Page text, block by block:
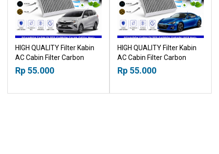
HIGH QUALITY Filter Kabin
AC Cabin Filter Carbon
Toyota Calya Daihatsu Sigra
2016+ 18518030
Rp 55.000
HIGH QUALITY Filter Kabin
AC Cabin Filter Carbon
Subaru BRZ 2012+
18518030
Rp 55.000